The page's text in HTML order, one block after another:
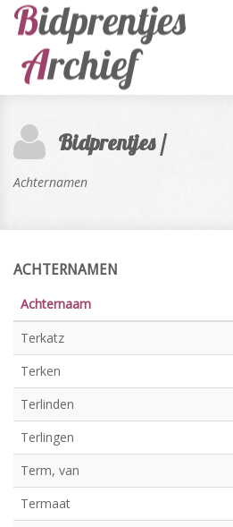
Bidprentjes /
Achternamen
ACHTERNAMEN
Achternaam
Terkatz
Terken
Terlinden
Terlingen
Term, van
Termaat